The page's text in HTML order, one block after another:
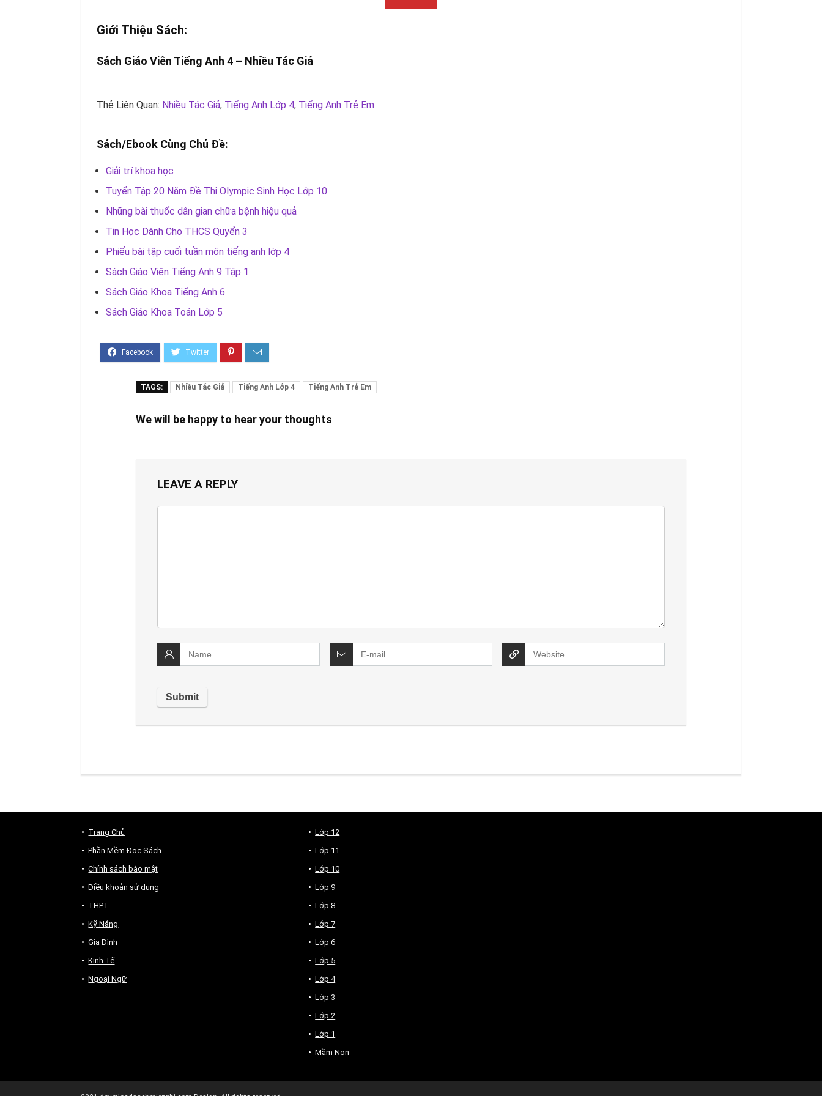
Giới Thiệu Sách:
Sách Giáo Viên Tiếng Anh 4 – Nhiều Tác Giả
Thẻ Liên Quan: Nhiều Tác Giả, Tiếng Anh Lớp 4, Tiếng Anh Trẻ Em
Sách/Ebook Cùng Chủ Đề:
Giải trí khoa học
Tuyển Tập 20 Năm Đề Thi Olympic Sinh Học Lớp 10
Nhũng bài thuốc dân gian chữa bệnh hiệu quả
Tin Học Dành Cho THCS Quyển 3
Phiếu bài tập cuối tuần môn tiếng anh lớp 4
Sách Giáo Viên Tiếng Anh 9 Tập 1
Sách Giáo Khoa Tiếng Anh 6
Sách Giáo Khoa Toán Lớp 5
TAGS: Nhiều Tác Giả Tiếng Anh Lớp 4 Tiếng Anh Trẻ Em
We will be happy to hear your thoughts
LEAVE A REPLY
Trang Chủ
Phần Mềm Đọc Sách
Chính sách bảo mật
Điều khoản sử dụng
THPT
Kỹ Năng
Gia Đình
Kinh Tế
Ngoại Ngữ
Lớp 12
Lớp 11
Lớp 10
Lớp 9
Lớp 8
Lớp 7
Lớp 6
Lớp 5
Lớp 4
Lớp 3
Lớp 2
Lớp 1
Mầm Non